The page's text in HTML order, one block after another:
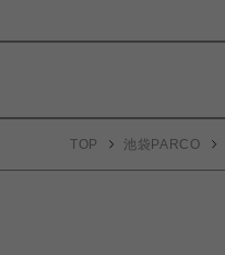
TOP 池袋PARCO